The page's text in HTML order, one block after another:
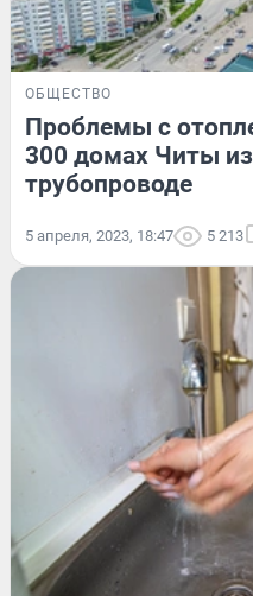
ОБЩЕСТВО
Проблемы с
300 домах Читы
трубопроводе
5 апреля, 2023, 18:47 5 213